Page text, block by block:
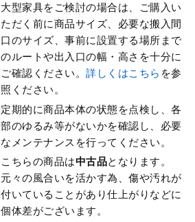
大型家具をご検討の場合は、ご購入い
ただく前に商品サイズ、必要な搬入間
口のサイズ、事前に設置する場所まで
のルートや出入口の幅・高さを十分に
ご確認ください。詳しくはこちら を参
照ください。
定期的に商品本体の状態を点検し、各
部のゆるみ等がないかを確認し、必要
なメンテナンスを行ってください。
こちらの商品は中古品となります。
元々の風合いを活かす為、傷や汚れが
付いていることがあり仕上がりなどに
個体差がございます。